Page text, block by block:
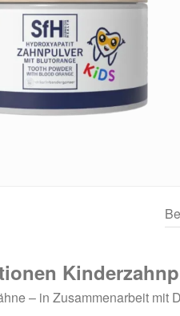
– in Zusammenarbeit mit